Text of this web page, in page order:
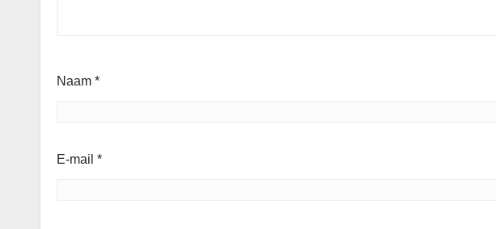
Naam *
E-mail *